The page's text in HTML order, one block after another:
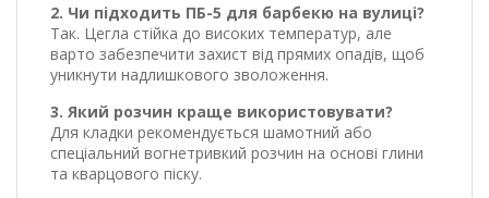
2. Чи підходить ПБ-5 для барбекю на вулиці?
Так. Цегла стійка до високих температур, але
варто забезпечити захист від прямих опадів, щоб
уникнути надлишкового зволоження.
3. Який розчин краще використовувати?
Для кладки рекомендується шамотний або
спеціальний вогнетривкий розчин на основі глини
та кварцового піску.